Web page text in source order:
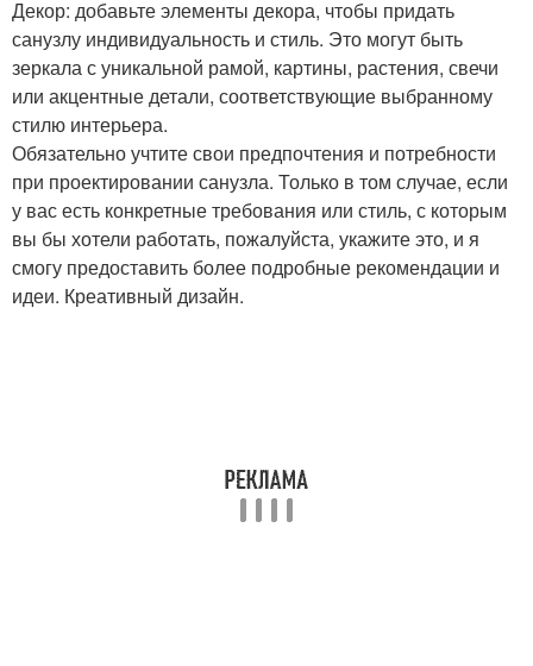
Декор: добавьте элементы декора, чтобы придать
санузлу индивидуальность и стиль. Это могут быть
зеркала с уникальной рамой, картины, растения, свечи
или акцентные детали, соответствующие выбранному
стилю интерьера.
Обязательно учтите свои предпочтения и потребности
при проектировании санузла. Только в том случае, если
у вас есть конкретные требования или стиль, с которым
вы бы хотели работать, пожалуйста, укажите это, и я
смогу предоставить более подробные рекомендации и
идеи. Креативный дизайн.